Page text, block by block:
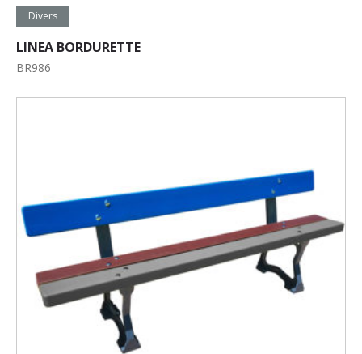
Lire la suite
Divers
LINEA BORDURETTE
BR986